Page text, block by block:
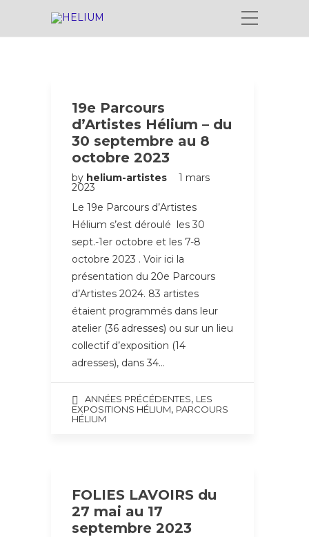
19e Parcours
d’Artistes Hélium – du
30 septembre au 8
octobre 2023
by helium-artistes 1 mars
2023
Le 19e Parcours d’Artistes
Hélium s’est déroulé les 30
sept.-1er octobre et les 7-8
octobre 2023 . Voir ici la
présentation du 20e Parcours
d’Artistes 2024. 83 artistes
étaient programmés dans leur
atelier (36 adresses) ou sur un lieu
collectif d’exposition (14
adresses), dans 34…
ANNÉES PRÉCÉDENTES, LES
EXPOSITIONS HÉLIUM, PARCOURS
HÉLIUM
FOLIES LAVOIRS du
27 mai au 17
septembre 2023